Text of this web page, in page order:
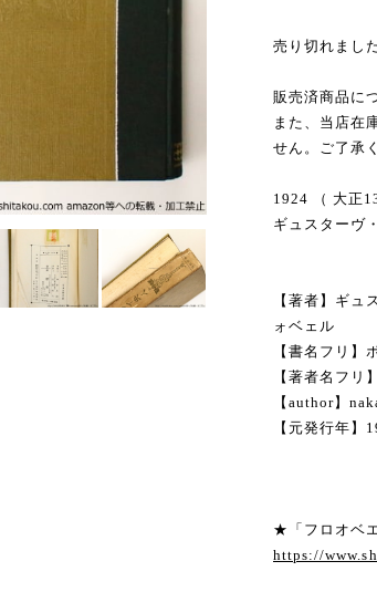
売り切れまし
販売済商品に
また、当店在
せん。ご了承
1924 （ 大正
ギュスターヴ
【著者】ギ
ォベェル
【書名フリ】
【著者名フリ
【author】
【元発行年】
★「フロオベ
https://